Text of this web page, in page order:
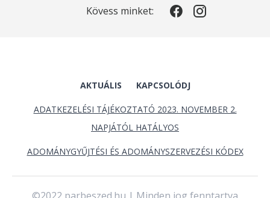
Kövess minket:
AKTUÁLIS KAPCSOLÓDJ
ADATKEZELÉSI TÁJÉKOZTATÓ 2023. NOVEMBER 2.
NAPJÁTÓL HATÁLYOS
ADOMÁNYGYŰJTÉSI ÉS ADOMÁNYSZERVEZÉSI KÓDEX
©2022 parbeszed.hu | Minden jog fenntartva